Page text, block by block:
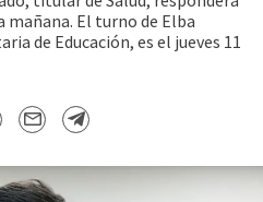
El turno de Elba
de Educación, es el jueves 11